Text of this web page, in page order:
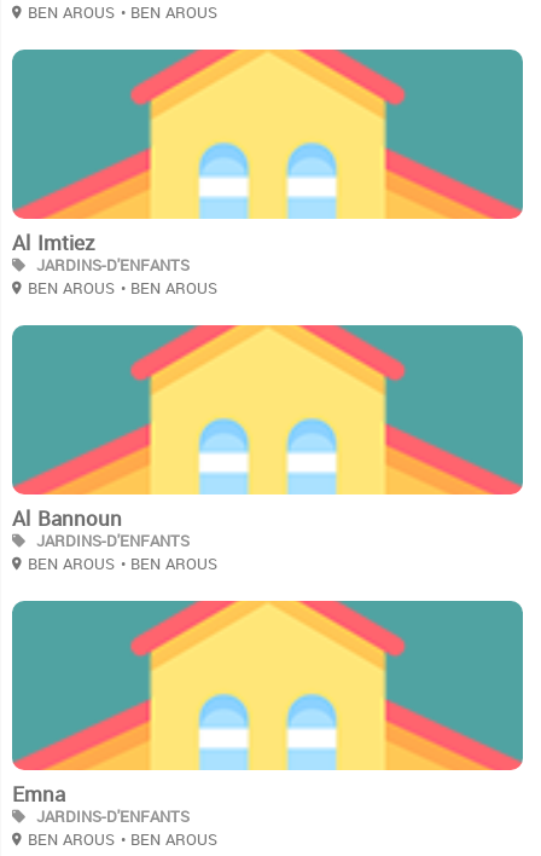
BEN AROUS • BEN AROUS
Al Imtiez
JARDINS-D'ENFANTS
BEN AROUS • BEN AROUS
Al Bannoun
JARDINS-D'ENFANTS
BEN AROUS • BEN AROUS
Emna
JARDINS-D'ENFANTS
BEN AROUS • BEN AROUS